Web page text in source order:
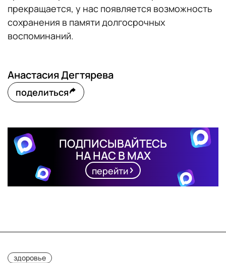
прекращается, у нас появляется возможность
сохранения в памяти долгосрочных
воспоминаний.
Анастасия Дегтярева
поделиться
ПОДПИСЫВАЙТЕСЬ
НА НАС В MAX
перейти
здоровье